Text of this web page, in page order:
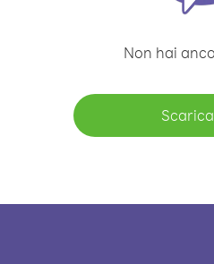
Non hai